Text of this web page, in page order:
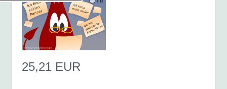
25,21 EUR